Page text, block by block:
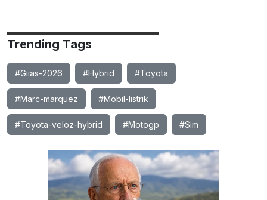
Trending Tags
#Giias-2026 #Hybrid #Toyota
#Marc-marquez #Mobil-listrik
#Toyota-veloz-hybrid #Motogp #Sim